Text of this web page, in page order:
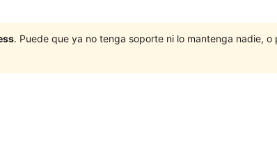
. Puede que ya no tenga soporte ni lo mantenga nadie,